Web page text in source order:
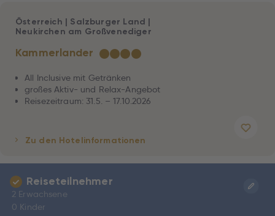
Kammerlander ★★★★
Österreich | Salzburger Land |
Neukirchen am Großvenediger
All Inclusive mit Getränken
großes Aktiv- und Relax-Angebot
Reisezeitraum: 31.5. – 17.10.2026
Zu den Hotelinformationen
Reiseteilnehmer
2 Erwachsene
0 Kinder